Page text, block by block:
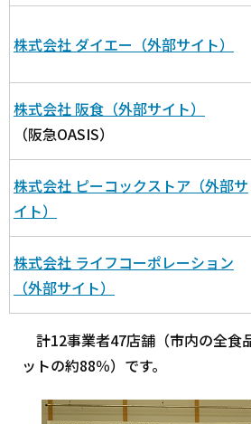
株式会社 ダイエー（外部サイト）
株式会社 阪食（外部サイト）
（阪急OASIS）
株式会社 ピーコックストア（外部サ
イト）
株式会社 ライフコーポレーション
（外部サイト）
計12事業者47店舗（市内の全食
ットの約88％）です。